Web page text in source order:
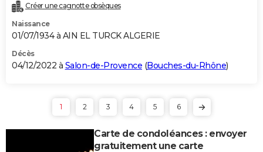
Créer une cagnotte obsèques
Naissance
01/07/1934 à AIN EL TURCK ALGERIE
Décès
04/12/2022 à Salon-de-Provence (Bouches-du-Rhône)
1 2 3 4 5 6
Carte de condoléances : envoyer
gratuitement une carte